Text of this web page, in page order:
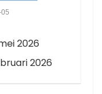
2026
2026